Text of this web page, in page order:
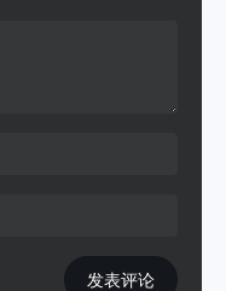
发表评论